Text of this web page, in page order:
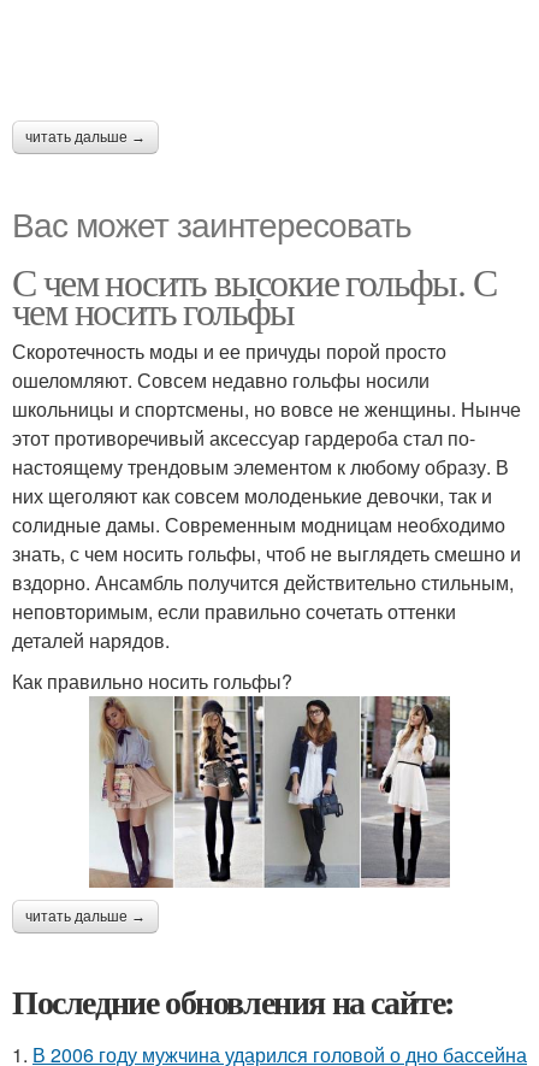
читать дальше →
Вас может заинтересовать
С чем носить высокие гольфы. С
чем носить гольфы
Скоротечность моды и ее причуды порой просто
ошеломляют. Совсем недавно гольфы носили
школьницы и спортсмены, но вовсе не женщины. Нынче
этот противоречивый аксессуар гардероба стал по-
настоящему трендовым элементом к любому образу. В
них щеголяют как совсем молоденькие девочки, так и
солидные дамы. Современным модницам необходимо
знать, с чем носить гольфы, чтоб не выглядеть смешно и
вздорно. Ансамбль получится действительно стильным,
неповторимым, если правильно сочетать оттенки
деталей нарядов.
Как правильно носить гольфы?
читать дальше →
Последние обновления на сайте:
1. В 2006 году мужчина ударился головой о дно бассейна